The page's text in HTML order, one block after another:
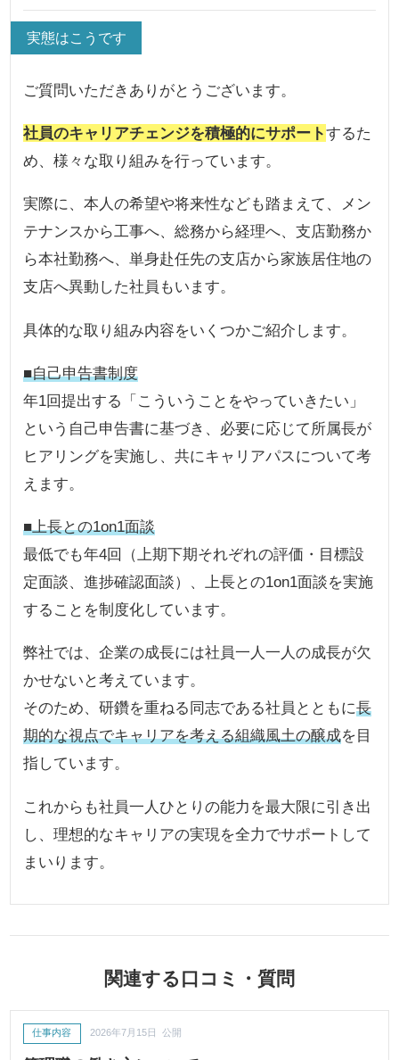
実態はこうです
ご質問いただきありがとうございます。
社員のキャリアチェンジを積極的にサポートするた
め、様々な取り組みを行っています。
実際に、本人の希望や将来性なども踏まえて、メン
テナンスから工事へ、総務から経理へ、支店勤務か
ら本社勤務へ、単身赴任先の支店から家族居住地の
支店へ異動した社員もいます。
具体的な取り組み内容をいくつかご紹介します。
■自己申告書制度
年1回提出する「こういうことをやっていきたい」
という自己申告書に基づき、必要に応じて所属長が
ヒアリングを実施し、共にキャリアパスについて考
えます。
■上長との1on1面談
最低でも年4回（上期下期それぞれの評価・目標設
定面談、進捗確認面談）、上長との1on1面談を実施
することを制度化しています。
弊社では、企業の成長には社員一人一人の成長が欠
かせないと考えています。
そのため、研鑽を重ねる同志である社員とともに長
期的な視点でキャリアを考える組織風土の醸成を目
指しています。
これからも社員一人ひとりの能力を最大限に引き出
し、理想的なキャリアの実現を全力でサポートして
まいります。
関連する口コミ・質問
仕事内容 2026年7月15日 公開